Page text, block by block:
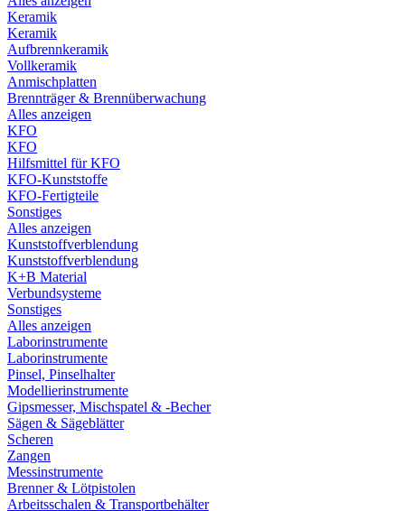
Keramik
Keramik
Aufbrennkeramik
Vollkeramik
Anmischplatten
Brennträger & Brennüberwachung
Alles anzeigen
KFO
KFO
Hilfsmittel für KFO
KFO-Kunststoffe
KFO-Fertigteile
Sonstiges
Alles anzeigen
Kunststoffverblendung
Kunststoffverblendung
K+B Material
Verbundsysteme
Sonstiges
Alles anzeigen
Laborinstrumente
Laborinstrumente
Pinsel, Pinselhalter
Modellierinstrumente
Gipsmesser, Mischspatel & -Becher
Sägen & Sägeblätter
Scheren
Zangen
Messinstrumente
Brenner & Lötpistolen
Arbeitsschalen & Transportbehälter